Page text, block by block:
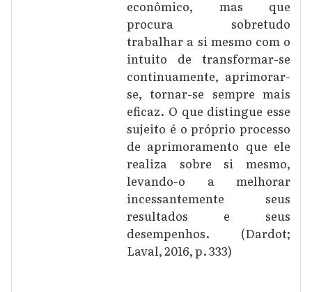
econômico, mas que
procura sobretudo
trabalhar a si mesmo com o
intuito de transformar-se
continuamente, aprimorar-
se, tornar-se sempre mais
eficaz. O que distingue esse
sujeito é o próprio processo
de aprimoramento que ele
realiza sobre si mesmo,
levando-o a melhorar
incessantemente seus
resultados e seus
desempenhos. (Dardot;
Laval, 2016, p. 333)